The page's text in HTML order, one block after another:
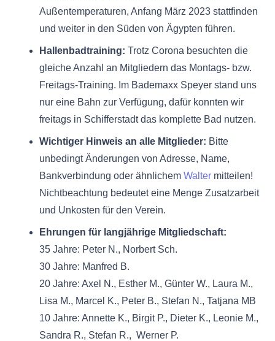
Außentemperaturen, Anfang März 2023 stattfinden
und weiter in den Süden von Ägypten führen.
Hallenbadtraining: Trotz Corona besuchten die
gleiche Anzahl an Mitgliedern das Montags- bzw.
Freitags-Training. Im Bademaxx Speyer stand uns
nur eine Bahn zur Verfügung, dafür konnten wir
freitags in Schifferstadt das komplette Bad nutzen.
Wichtiger Hinweis an alle Mitglieder: Bitte
unbedingt Änderungen von Adresse, Name,
Bankverbindung oder ähnlichem Walter mitteilen!
Nichtbeachtung bedeutet eine Menge Zusatzarbeit
und Unkosten für den Verein.
Ehrungen für langjährige Mitgliedschaft:
35 Jahre: Peter N., Norbert Sch.
30 Jahre: Manfred B.
20 Jahre: Axel N., Esther M., Günter W., Laura M.,
Lisa M., Marcel K., Peter B., Stefan N., Tatjana MB
10 Jahre: Annette K., Birgit P., Dieter K., Leonie M.,
Sandra R., Stefan R., Werner P.